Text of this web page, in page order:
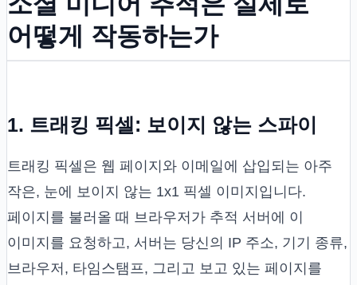
어떻게 작동하는가
1. 트래킹 픽셀: 보이지 않는 스파이
트래킹 픽셀은 웹 페이지와 이메일에 삽입되는 아주
작은, 눈에 보이지 않는 1x1 픽셀 이미지입니다.
페이지를 불러올 때 브라우저가 추적 서버에 이
이미지를 요청하고, 서버는 당신의 IP 주소, 기기 종류,
브라우저, 타임스탬프, 그리고 보고 있는 페이지를